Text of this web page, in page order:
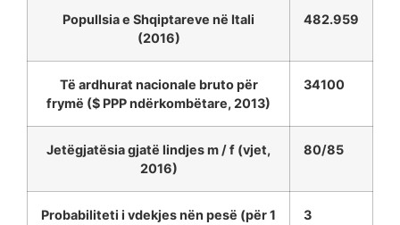
Popullsia e Shqiptareve në Itali
(2016)
482.959
Të ardhurat nacionale bruto për
frymë ($ PPP ndërkombëtare, 2013)
34100
Jetëgjatësia gjatë lindjes m / f (vjet,
2016)
80/85
Probabiliteti i vdekjes nën pesë (për 1
3